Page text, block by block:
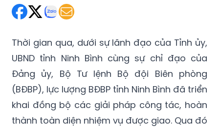
Thời gian qua, dưới sự lãnh đạo của Tỉnh ủy,
UBND tỉnh Ninh Bình cùng sự chỉ đạo của
Đảng ủy, Bộ Tư lệnh Bộ đội Biên phòng
(BĐBP), lực lượng BĐBP tỉnh Ninh Bình đã triển
khai đồng bộ các giải pháp công tác, hoàn
thành toàn diện nhiệm vụ được giao. Qua đó